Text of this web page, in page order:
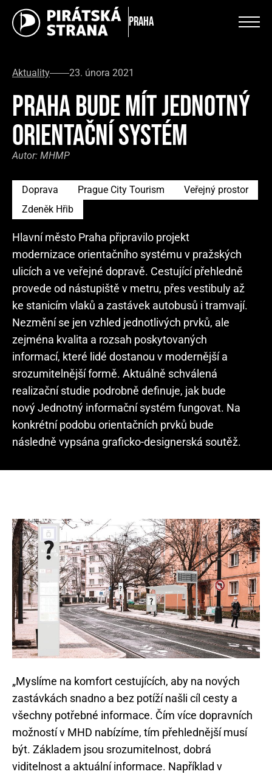
Praha
Aktuality 23. února 2021
PRAHA BUDE MÍT JEDNOTNÝ
ORIENTAČNÍ SYSTÉM
Autor: MHMP
Doprava Prague City Tourism
Veřejný prostor
Zdeněk Hřib
Hlavní město Praha připravilo projekt
modernizace orientačního systému v pražských
ulicích a ve veřejné dopravě. Cestující přehledně
provede od nástupiště v metru, přes vestibuly až
ke stanicím vlaků a zastávek autobusů i tramvají.
Nezmění se jen vzhled jednotlivých prvků, ale
zejména kvalita a rozsah poskytovaných
informací, které lidé dostanou v modernější a
srozumitelnější formě. Aktuálně schválená
realizační studie podrobně definuje, jak bude
nový Jednotný informační systém fungovat. Na
konkrétní podobu orientačních prvků bude
následně vypsána graficko-designerská soutěž.
„Myslíme na komfort cestujících, aby na nových
zastávkách snadno a bez potíží našli cíl cesty a
všechny potřebné informace. Čím více dopravních
možností v MHD nabízíme, tím přehlednější musí
být. Základem jsou srozumitelnost, dobrá
viditelnost a aktuální informace. Například v